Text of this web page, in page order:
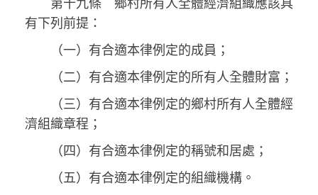
有下列前提：
（一）有合適本律例定的成員；
（二）有合適本律例定的所有人全體財富；
（三）有合適本律例定的鄉村所有人全體經
濟組織章程；
（四）有合適本律例定的稱號和居處；
（五）有合適本律例定的組織機構。